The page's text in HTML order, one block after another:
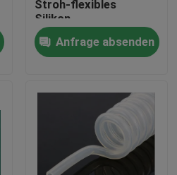
Stroh-flexibles
Silikon-
Schlauchgeschmacklose
Grad--50-225
Anfrage absenden